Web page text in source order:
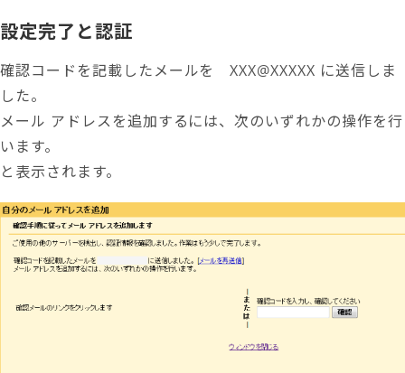
設定完了と認証
確認コードを記載したメールを XXX@XXXXX に送信しま
した。
メール アドレスを追加するには、次のいずれかの操作を行
います。
と表示されます。